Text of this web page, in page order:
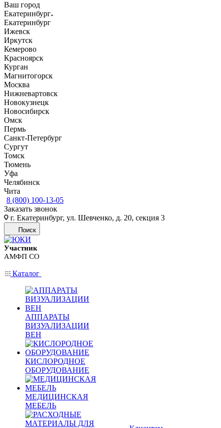
Ваш город
Екатеринбург
Екатеринбург
Ижевск
Иркутск
Кемерово
Красноярск
Курган
Магнитогорск
Москва
Нижневартовск
Новокузнецк
Новосибирск
Омск
Пермь
Санкт-Петербург
Сургут
Томск
Тюмень
Уфа
Челябинск
Чита
8 (800) 100-13-05
Заказать звонок
г. Екатеринбург, ул. Шевченко, д. 20, секция 3
Поиск
Участник
АМФП СО
Каталог
АППАРАТЫ
ВИЗУАЛИЗАЦИИ
ВЕН
КИСЛОРОДНОЕ
ОБОРУДОВАНИЕ
МЕДИЦИНСКАЯ
МЕБЕЛЬ